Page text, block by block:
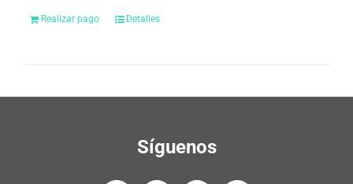
Realizar pago Detalles
Síguenos